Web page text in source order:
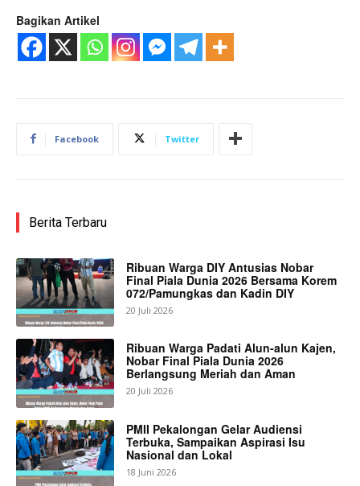
Bagikan Artikel
Facebook Twitter
Berita Terbaru
Ribuan Warga DIY Antusias Nobar
Final Piala Dunia 2026 Bersama Korem
072/Pamungkas dan Kadin DIY
20 Juli 2026
Ribuan Warga Padati Alun-alun Kajen,
Nobar Final Piala Dunia 2026
Berlangsung Meriah dan Aman
20 Juli 2026
PMII Pekalongan Gelar Audiensi
Terbuka, Sampaikan Aspirasi Isu
Nasional dan Lokal
18 Juni 2026